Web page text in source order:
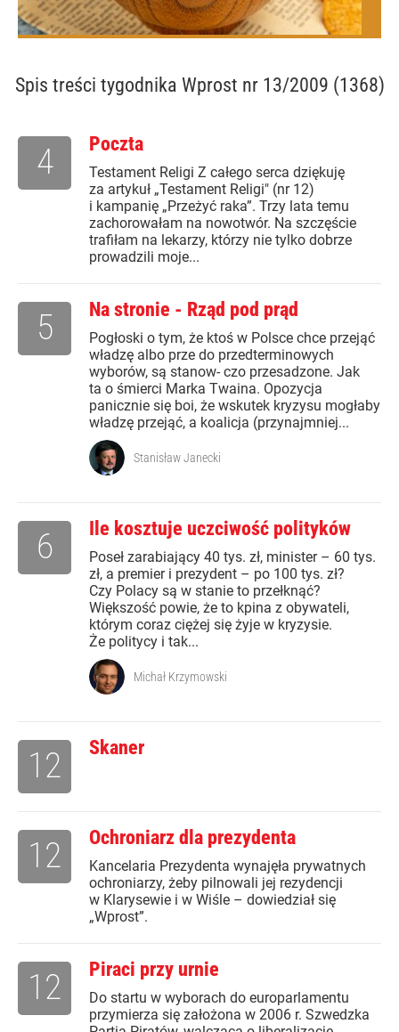
Spis treści tygodnika Wprost nr 13/2009 (1368)
Poczta
Testament Religi Z całego serca dziękuję
za artykuł „Testament Religi" (nr 12)
i kampanię „Przeżyć raka”. Trzy lata temu
zachorowałam na nowotwór. Na szczęście
trafiłam na lekarzy, którzy nie tylko dobrze
prowadzili moje...
4
Na stronie - Rząd pod prąd
Pogłoski o tym, że ktoś w Polsce chce przejąć
władzę albo prze do przedterminowych
wyborów, są stanow- czo przesadzone. Jak
ta o śmierci Marka Twaina. Opozycja
panicznie się boi, że wskutek kryzysu mogłaby
władzę przejąć, a koalicja (przynajmniej...
5
Stanisław Janecki
Ile kosztuje uczciwość polityków
Poseł zarabiający 40 tys. zł, minister – 60 tys.
zł, a premier i prezydent – po 100 tys. zł?
Czy Polacy są w stanie to przełknąć?
Większość powie, że to kpina z obywateli,
którym coraz ciężej się żyje w kryzysie.
Że politycy i tak...
6
Michał Krzymowski
Skaner
12
Ochroniarz dla prezydenta
Kancelaria Prezydenta wynajęła prywatnych
ochroniarzy, żeby pilnowali jej rezydencji
w Klarysewie i w Wiśle – dowiedział się
„Wprost”.
12
Piraci przy urnie
Do startu w wyborach do europarlamentu
przymierza się założona w 2006 r. Szwedzka
12